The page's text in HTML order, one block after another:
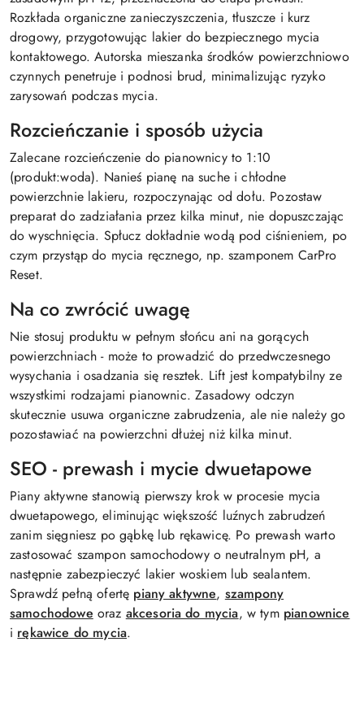
Rozkłada organiczne zanieczyszczenia, tłuszcze i kurz
drogowy, przygotowując lakier do bezpiecznego mycia
kontaktowego. Autorska mieszanka środków powierzchniowo
czynnych penetruje i podnosi brud, minimalizując ryzyko
zarysowań podczas mycia.
Rozcieńczanie i sposób użycia
Zalecane rozcieńczenie do pianownicy to 1:10
(produkt:woda). Nanieś pianę na suche i chłodne
powierzchnie lakieru, rozpoczynając od dołu. Pozostaw
preparat do zadziałania przez kilka minut, nie dopuszczając
do wyschnięcia. Spłucz dokładnie wodą pod ciśnieniem, po
czym przystąp do mycia ręcznego, np. szamponem CarPro
Reset.
Na co zwrócić uwagę
Nie stosuj produktu w pełnym słońcu ani na gorących
powierzchniach - może to prowadzić do przedwczesnego
wysychania i osadzania się resztek. Lift jest kompatybilny ze
wszystkimi rodzajami pianownic. Zasadowy odczyn
skutecznie usuwa organiczne zabrudzenia, ale nie należy go
pozostawiać na powierzchni dłużej niż kilka minut.
SEO - prewash i mycie dwuetapowe
Piany aktywne stanowią pierwszy krok w procesie mycia
dwuetapowego, eliminując większość luźnych zabrudzeń
zanim sięgniesz po gąbkę lub rękawicę. Po prewash warto
zastosować szampon samochodowy o neutralnym pH, a
następnie zabezpieczyć lakier woskiem lub sealantem.
Sprawdź pełną ofertę piany aktywne, szampony
samochodowe oraz akcesoria do mycia, w tym pianownice
i rękawice do mycia.